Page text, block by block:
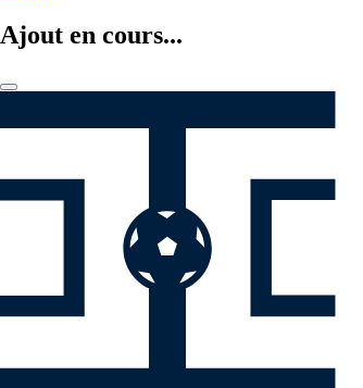
Ajout en cours...